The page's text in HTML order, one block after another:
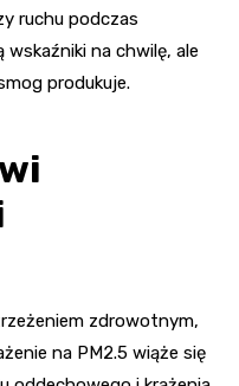
ruchu podczas
na chwilę, ale
produkuje.
zdrowotnym,
na PM2.5 wiąże się